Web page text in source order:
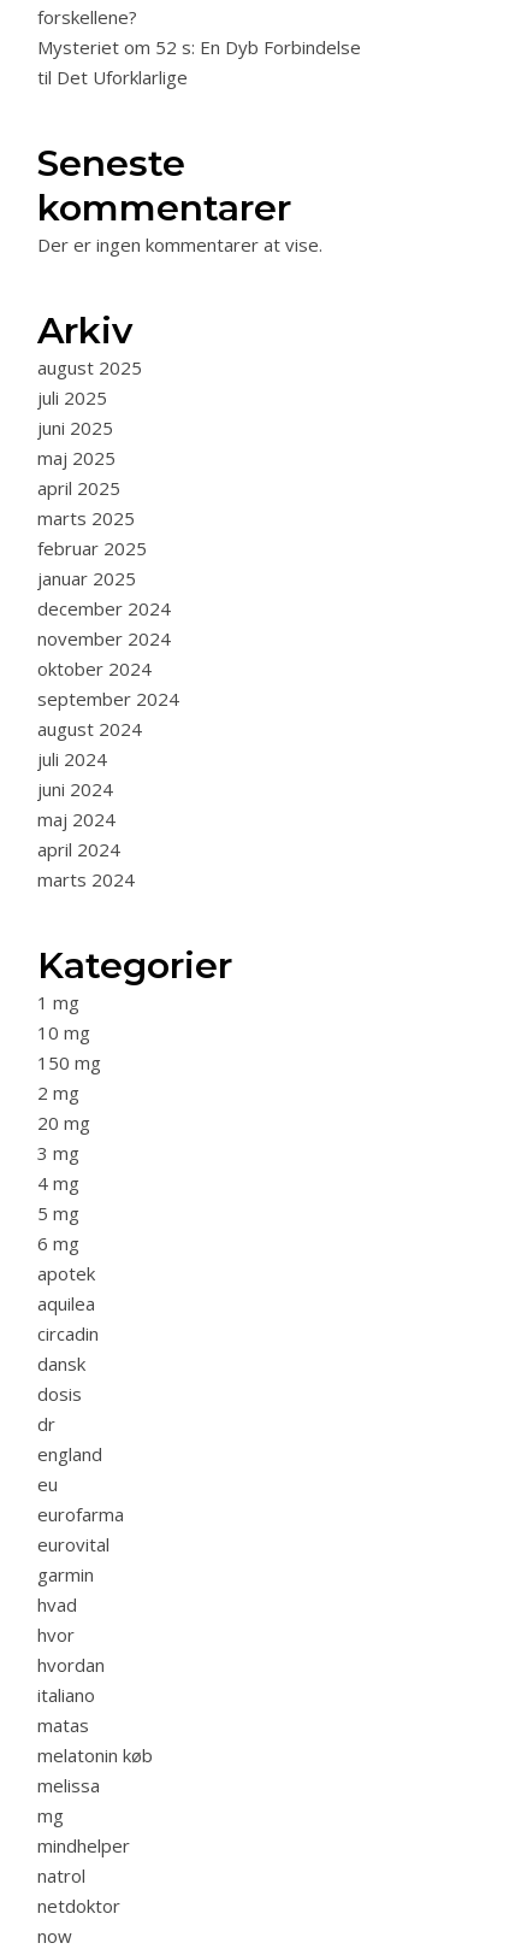
forskellene?
Mysteriet om 52 s: En Dyb Forbindelse
til Det Uforklarlige
Seneste
kommentarer
Der er ingen kommentarer at vise.
Arkiv
august 2025
juli 2025
juni 2025
maj 2025
april 2025
marts 2025
februar 2025
januar 2025
december 2024
november 2024
oktober 2024
september 2024
august 2024
juli 2024
juni 2024
maj 2024
april 2024
marts 2024
Kategorier
1 mg
10 mg
150 mg
2 mg
20 mg
3 mg
4 mg
5 mg
6 mg
apotek
aquilea
circadin
dansk
dosis
dr
england
eu
eurofarma
eurovital
garmin
hvad
hvor
hvordan
italiano
matas
melatonin køb
melissa
mg
mindhelper
natrol
netdoktor
now